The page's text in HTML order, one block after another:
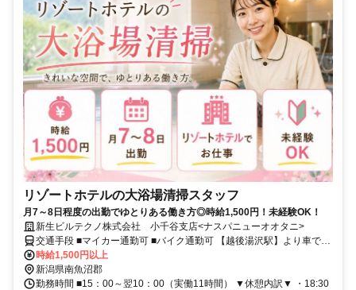
リゾートホテルの大浴場清掃スタッフ
月7～8日程度の出勤でゆとりある働き方◎時給1,500円！未経験OK！
新生ビルテクノ株式会社 小千谷支店<ナスパニューオオタニ>
交通手段 ■マイカー通勤可 ■バイク通勤可 【越後湯沢駅】より車で4
分
時給1,500円以上
新潟県南魚沼郡
勤務時間 ■15：00～翌10：00（実働11時間） ▼休憩内訳▼ ・18:30